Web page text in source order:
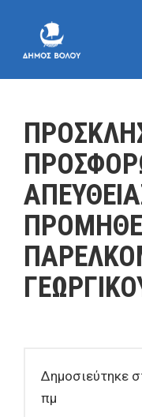
Δημοσιεύτηκε
πμ